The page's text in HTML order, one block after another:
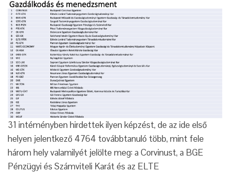
31 intéményben hirdettek ilyen képzést, de az ide első
helyen jelentkező 4764 továbbtanuló több, mint fele
három hely valamilyét jelölte meg: a Corvinust, a BGE
Pénzügyi és Számviteli Karát és az ELTE